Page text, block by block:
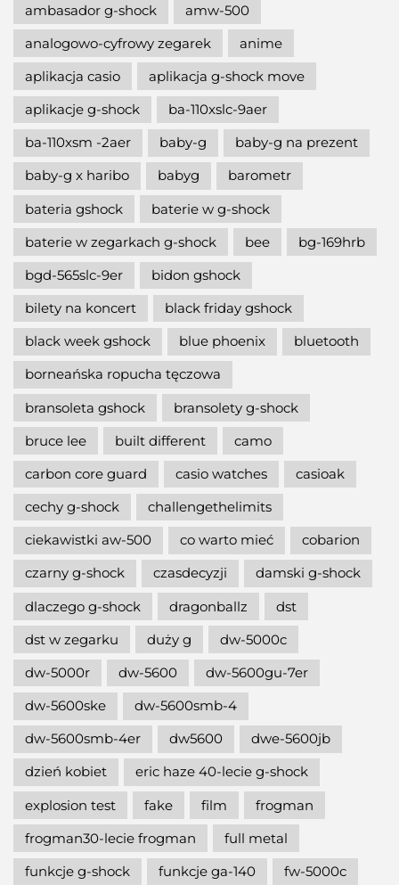
ambasador g-shock
amw-500
analogowo-cyfrowy zegarek
anime
aplikacja casio
aplikacja g-shock move
aplikacje g-shock
ba-110xslc-9aer
ba-110xsm -2aer
baby-g
baby-g na prezent
baby-g x haribo
babyg
barometr
bateria gshock
baterie w g-shock
baterie w zegarkach g-shock
bee
bg-169hrb
bgd-565slc-9er
bidon gshock
bilety na koncert
black friday gshock
black week gshock
blue phoenix
bluetooth
borneańska ropucha tęczowa
bransoleta gshock
bransolety g-shock
bruce lee
built different
camo
carbon core guard
casio watches
casioak
cechy g-shock
challengethelimits
ciekawistki aw-500
co warto mieć
cobarion
czarny g-shock
czasdecyzji
damski g-shock
dlaczego g-shock
dragonballz
dst
dst w zegarku
duży g
dw-5000c
dw-5000r
dw-5600
dw-5600gu-7er
dw-5600ske
dw-5600smb-4
dw-5600smb-4er
dw5600
dwe-5600jb
dzień kobiet
eric haze 40-lecie g-shock
explosion test
fake film
frogman
frogman30-lecie frogman
full metal
funkcje g-shock
funkcje ga-140
fw-5000c